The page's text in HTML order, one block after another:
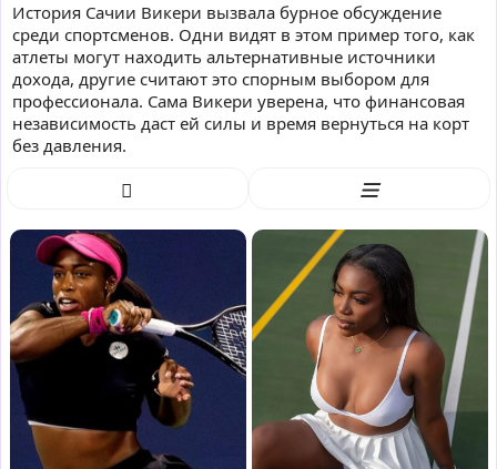
История Сачии Викери вызвала бурное обсуждение
среди спортсменов. Одни видят в этом пример того, как
атлеты могут находить альтернативные источники
дохода, другие считают это спорным выбором для
профессионала. Сама Викери уверена, что финансовая
независимость даст ей силы и время вернуться на корт
без давления.